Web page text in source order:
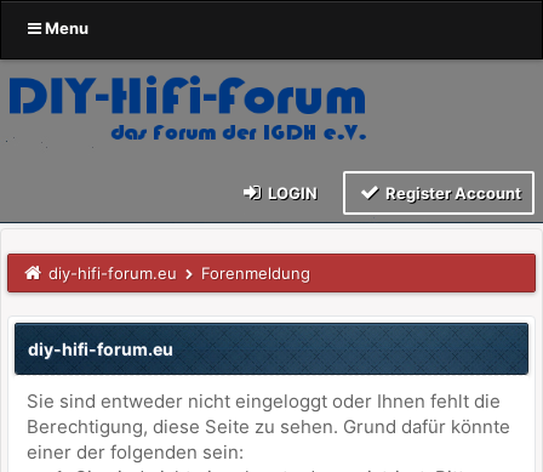
Menu
LOGIN Register Account
diy-hifi-forum.eu Forenmeldung
diy-hifi-forum.eu
Sie sind entweder nicht eingeloggt oder Ihnen fehlt die
Berechtigung, diese Seite zu sehen. Grund dafür könnte
einer der folgenden sein: